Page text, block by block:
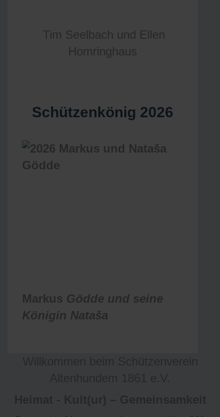
Tim Seelbach und Ellen
Homringhaus
Schützenkönig 2026
Markus Gödde und seine
Königin Nataša